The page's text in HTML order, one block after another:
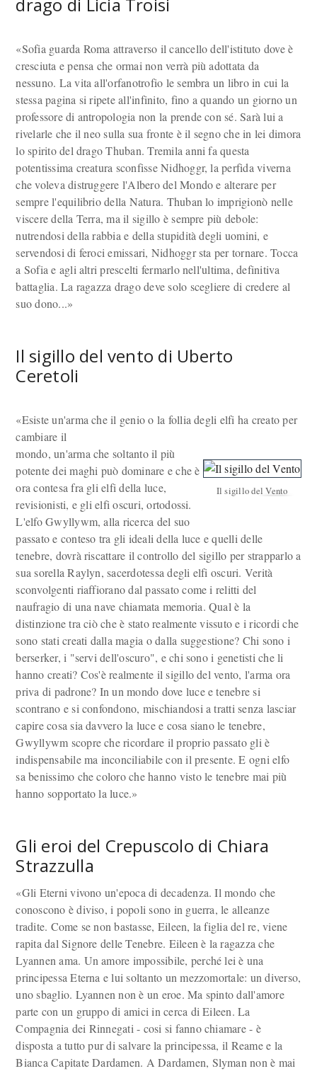
«Sofia guarda Roma attraverso il cancello dell'istituto dove è
cresciuta e pensa che ormai non verrà più adottata da
nessuno. La vita all'orfanotrofio le sembra un libro in cui la
stessa pagina si ripete all'infinito, fino a quando un giorno un
professore di antropologia non la prende con sé. Sarà lui a
rivelarle che il neo sulla sua fronte è il segno che in lei dimora
lo spirito del drago Thuban. Tremila anni fa questa
potentissima creatura sconfisse Nidhoggr, la perfida viverna
che voleva distruggere l'Albero del Mondo e alterare per
sempre l'equilibrio della Natura. Thuban lo imprigionò nelle
viscere della Terra, ma il sigillo è sempre più debole:
nutrendosi della rabbia e della stupidità degli uomini, e
servendosi di feroci emissari, Nidhoggr sta per tornare. Tocca
a Sofia e agli altri prescelti fermarlo nell'ultima, definitiva
battaglia. La ragazza drago deve solo scegliere di credere al
suo dono...»
Il sigillo del vento di Uberto
Ceretoli
«Esiste un'arma che il genio o la follia degli elfi ha creato per
cambiare il
Il sigillo del Vento
mondo, un'arma che soltanto il più
potente dei maghi può dominare e che è
ora contesa fra gli elfi della luce,
revisionisti, e gli elfi oscuri, ortodossi.
L'elfo Gwyllywm, alla ricerca del suo
passato e conteso tra gli ideali della luce e quelli delle
tenebre, dovrà riscattare il controllo del sigillo per strapparlo a
sua sorella Raylyn, sacerdotessa degli elfi oscuri. Verità
sconvolgenti riaffiorano dal passato come i relitti del
naufragio di una nave chiamata memoria. Qual è la
distinzione tra ciò che è stato realmente vissuto e i ricordi che
sono stati creati dalla magia o dalla suggestione? Chi sono i
berserker, i "servi dell'oscuro", e chi sono i genetisti che li
hanno creati? Cos'è realmente il sigillo del vento, l'arma ora
priva di padrone? In un mondo dove luce e tenebre si
scontrano e si confondono, mischiandosi a tratti senza lasciar
capire cosa sia davvero la luce e cosa siano le tenebre,
Gwyllywm scopre che ricordare il proprio passato gli è
indispensabile ma inconciliabile con il presente. E ogni elfo
sa benissimo che coloro che hanno visto le tenebre mai più
hanno sopportato la luce.»
Gli eroi del Crepuscolo di Chiara
Strazzulla
«Gli Eterni vivono un'epoca di decadenza. Il mondo che
conoscono è diviso, i popoli sono in guerra, le alleanze
tradite. Come se non bastasse, Eileen, la figlia del re, viene
rapita dal Signore delle Tenebre. Eileen è la ragazza che
Lyannen ama. Un amore impossibile, perché lei è una
principessa Eterna e lui soltanto un mezzomortale: un diverso,
uno sbaglio. Lyannen non è un eroe. Ma spinto dall'amore
parte con un gruppo di amici in cerca di Eileen. La
Compagnia dei Rinnegati - cosi si fanno chiamare - è
disposta a tutto pur di salvare la principessa, il Reame e la
Bianca Capitate Dardamen. A Dardamen, Slyman non è mai